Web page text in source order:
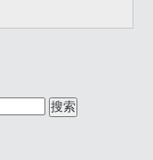
搜索